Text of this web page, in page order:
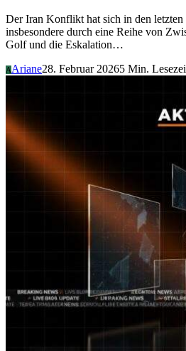
Der Iran Konflikt hat sich in den letzten
insbesondere durch eine Reihe von
Golf und die Eskalation…
AAriane28. Februar 20265 Min.